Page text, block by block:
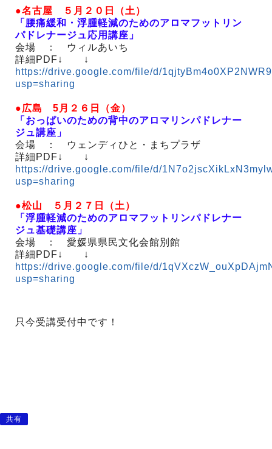
●名古屋 ５月２０日（土）
「腰痛緩和・浮腫軽減のためのアロマフットリン
パドレナージュ応用講座」
会場 ： ウィルあいち
詳細PDF↓ ↓
https://drive.google.com/file/d/
usp=sharing
●広島 5月２６日（金）
「おっぱいのための背中のアロマリンパドレナー
ジュ講座」
会場 ： ウェンディひと・まちプラザ
詳細PDF↓ ↓
https://drive.google.com/file/d/
usp=sharing
●松山 ５月２７日（土）
「浮腫軽減のためのアロマフットリンパドレナー
ジュ基礎講座」
会場 ： 愛媛県県民文化会館別館
詳細PDF↓ ↓
https://drive.google.com/file/d/
usp=sharing
只今受講受付中です！
共有